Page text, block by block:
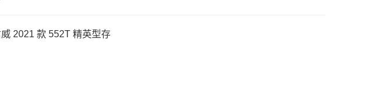
2021 款 552T 精英型存